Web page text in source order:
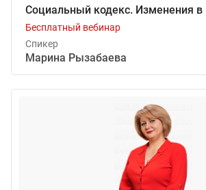
Социальный кодекс. Изменения в
Бесплатный вебинар
Спикер
Марина Рызабаева